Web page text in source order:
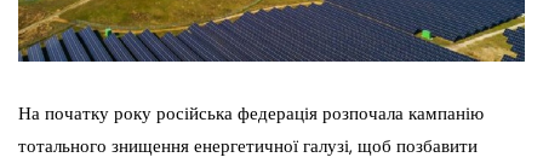
На початку року російська федерація розпочала кампанію
тотального знищення енергетичної галузі, щоб позбавити